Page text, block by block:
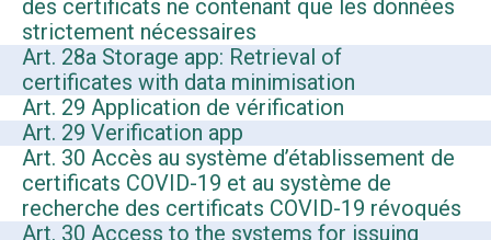
des certificats ne contenant que les données
strictement nécessaires
Art. 28a Storage app: Retrieval of
certificates with data minimisation
Art. 29 Application de vérification
Art. 29 Verification app
Art. 30 Accès au système d’établissement de
certificats COVID-19 et au système de
recherche des certificats COVID-19 révoqués
Art. 30 Access to the systems for issuing